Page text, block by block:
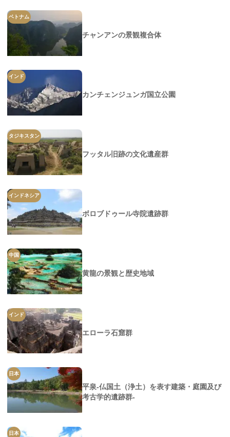
ベトナム
チャンアンの景観複合体
インド
カンチェンジュンガ国立公園
タジキスタン
フッタル旧跡の文化遺産群
インドネシア
ボロブドゥール寺院遺跡群
中国
黄龍の景観と歴史地域
インド
エローラ石窟群
日本
平泉-仏国土（浄土）を表す建築・庭園及び
考古学的遺跡群-
日本